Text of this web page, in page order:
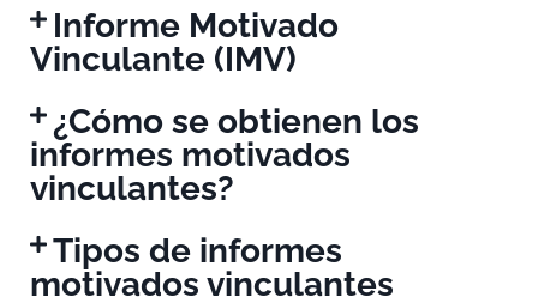
Informe Motivado
Vinculante (IMV)
¿Cómo se obtienen los
informes motivados
vinculantes?
Tipos de informes
motivados vinculantes